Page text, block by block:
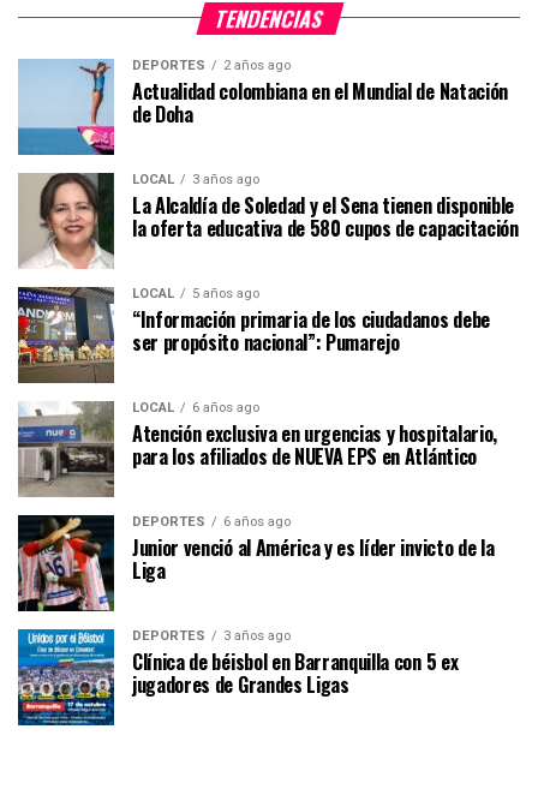
TENDENCIAS
DEPORTES 2 años ago
Actualidad colombiana en el Mundial de Natación
de Doha
LOCAL 3 años ago
La Alcaldía de Soledad y el Sena tienen disponible
la oferta educativa de 580 cupos de capacitación
LOCAL 5 años ago
“Información primaria de los ciudadanos debe
ser propósito nacional”: Pumarejo
LOCAL 6 años ago
Atención exclusiva en urgencias y hospitalario,
para los afiliados de NUEVA EPS en Atlántico
DEPORTES 6 años ago
Junior venció al América y es líder invicto de la
Liga
DEPORTES 3 años ago
Clínica de béisbol en Barranquilla con 5 ex
jugadores de Grandes Ligas